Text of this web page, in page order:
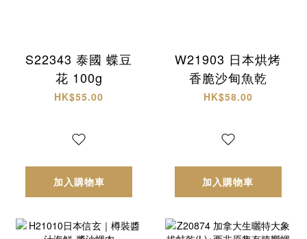
S22343 泰國 蝶豆
花 100g
HK$55.00
加入購物車
W21903 日本烘烤
香脆沙甸魚乾
HK$58.00
加入購物車